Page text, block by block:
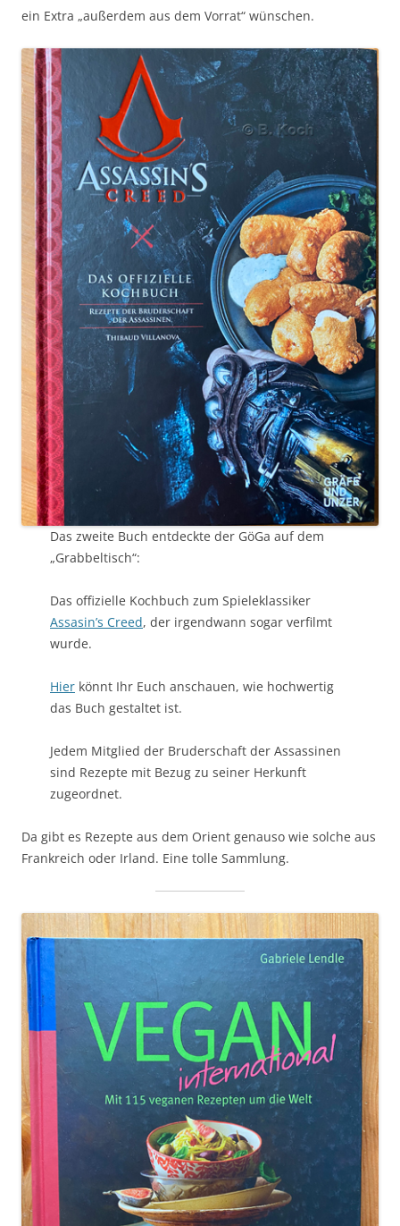
ein Extra „außerdem aus dem Vorrat“ wünschen.
Das zweite Buch entdeckte der GöGa auf dem
„Grabbeltisch“:
Das offizielle Kochbuch zum Spieleklassiker
Assasin’s Creed, der irgendwann sogar verfilmt
wurde.
Hier könnt Ihr Euch anschauen, wie hochwertig
das Buch gestaltet ist.
Jedem Mitglied der Bruderschaft der Assassinen
sind Rezepte mit Bezug zu seiner Herkunft
zugeordnet.
Da gibt es Rezepte aus dem Orient genauso wie solche aus
Frankreich oder Irland. Eine tolle Sammlung.